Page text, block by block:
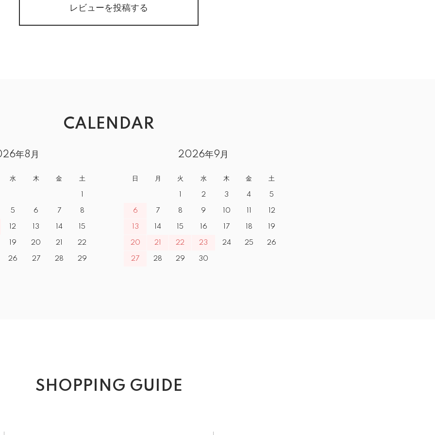
レビューを投稿する
CALENDAR
年8月
水 木 金 土
5 6 7 8
12 13 14 15
19 20 21 22
26 27 28 29
2026年9月
日 月 火 水 木 金 土
2 3 4 5
6 7 8 9 10 12
13 14 15 16 17 18 19
20 21 22 23 24 25 26
27 28 29 30
SHOPPING GUIDE